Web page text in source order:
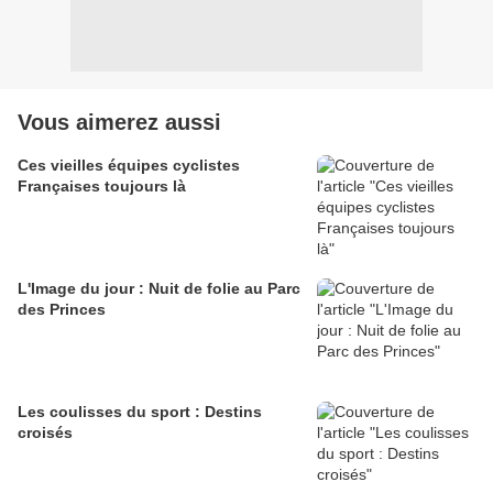
Vous aimerez aussi
Ces vieilles équipes cyclistes
Françaises toujours là
L'Image du jour : Nuit de folie au Parc
des Princes
Les coulisses du sport : Destins
croisés